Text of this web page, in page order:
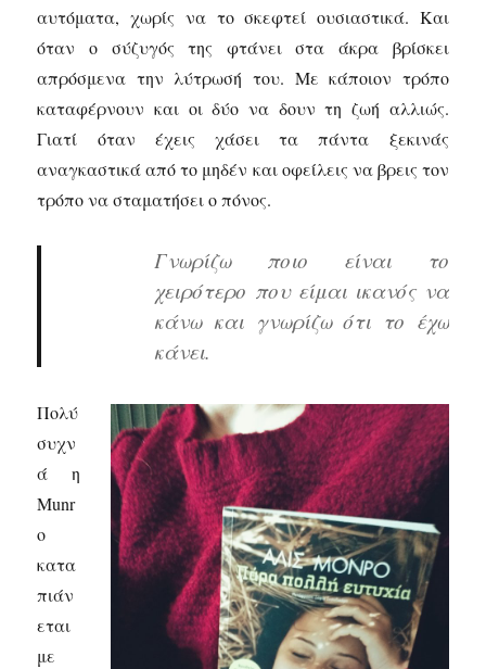
αυτόματα, χωρίς να το σκεφτεί ουσιαστικά. Και
όταν ο σύζυγός της φτάνει στα άκρα βρίσκει
απρόσμενα την λύτρωσή του. Με κάποιον τρόπο
καταφέρνουν και οι δύο να δουν τη ζωή αλλιώς.
Γιατί όταν έχεις χάσει τα πάντα ξεκινάς
αναγκαστικά από το μηδέν και οφείλεις να βρεις τον
τρόπο να σταματήσει ο πόνος.
Γνωρίζω ποιο είναι το
χειρότερο που είμαι ικανός να
κάνω και γνωρίζω ότι το έχω
κάνει.
Πολύ
συχν
ά η
Munr
o
κατα
πιάν
εται
με